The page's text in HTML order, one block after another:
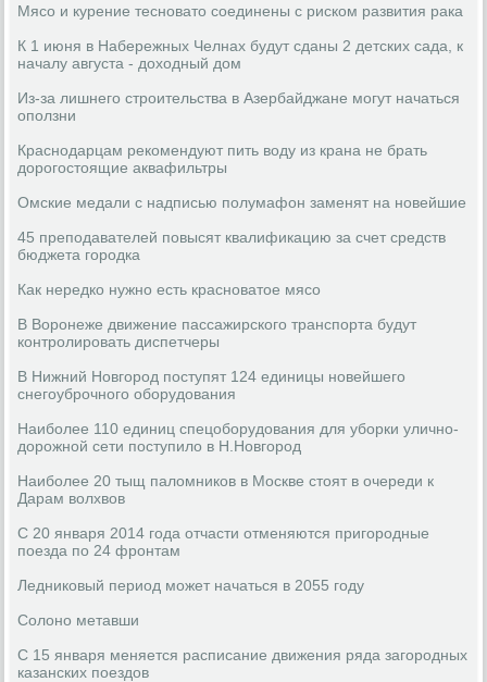
Мясо и курение тесновато соединены с риском развития рака
К 1 июня в Набережных Челнах будут сданы 2 детских сада, к
началу августа - доходный дом
Из-за лишнего строительства в Азербайджане могут начаться
оползни
Краснодарцам рекомендуют пить воду из крана не брать
дорогостоящие аквафильтры
Омские медали с надписью полумафон заменят на новейшие
45 преподавателей повысят квалификацию за счет средств
бюджета городка
Как нередко нужно есть красноватое мясо
В Воронеже движение пассажирского транспорта будут
контролировать диспетчеры
В Нижний Новгород поступят 124 единицы новейшего
снегоуброчного оборудования
Наиболее 110 единиц спецоборудования для уборки улично-
дорожной сети поступило в Н.Новгород
Наиболее 20 тыщ паломников в Москве стоят в очереди к
Дарам волхвов
С 20 января 2014 года отчасти отменяются пригородные
поезда по 24 фронтам
Ледниковый период может начаться в 2055 году
Солоно метавши
С 15 января меняется расписание движения ряда загородных
казанских поездов